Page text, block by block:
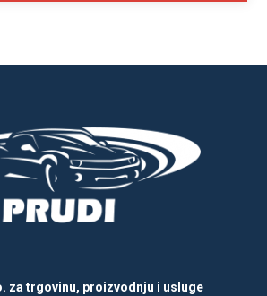
za trgovinu, proizvodnju i usluge